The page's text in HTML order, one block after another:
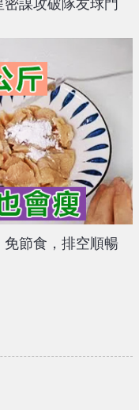
節食，排空順暢